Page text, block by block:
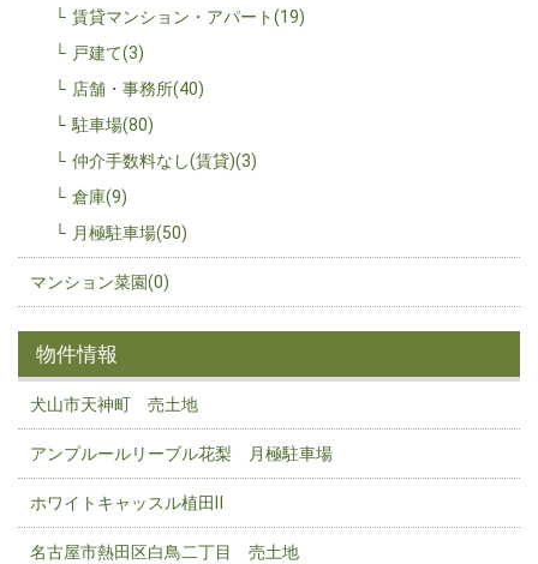
賃貸マンション・アパート(19)
戸建て(3)
店舗・事務所(40)
駐車場(80)
仲介手数料なし(賃貸)(3)
倉庫(9)
月極駐車場(50)
マンション菜園(0)
物件情報
犬山市天神町 売土地
アンプルールリーブル花梨 月極駐車場
ホワイトキャッスル植田Ⅱ
名古屋市熱田区白鳥二丁目 売土地